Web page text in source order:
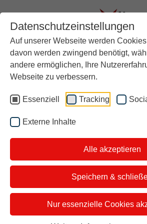
Datenschutzeinstellungen
Auf unserer Webseite werden
davon werden zwingend benötigt,
andere ermöglichen, Ihre
Webseite zu verbessern.
Essenziell Tracking
Externe Inhalte
Alle akzeptieren
Speichern &
Nur essenzielle Cookies
stern TV am
Das erwartet Sie
Sonntag.
Das sind unsere Themen
Dröhnende Motoren und
die Reifen platzen –
Aktuell
Rückblick
Über stern TV
Der Moderator
i&u Studios